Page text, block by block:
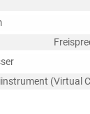
(Virtual